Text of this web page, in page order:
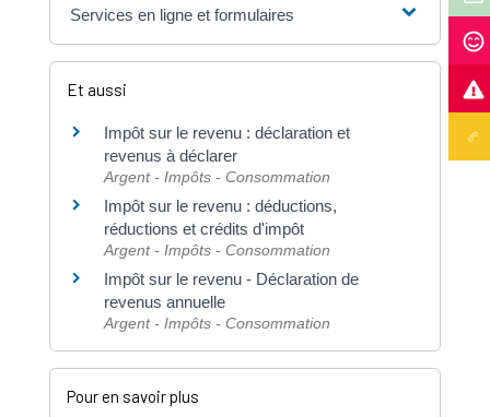
Services en ligne et formulaires
Et aussi
Impôt sur le revenu : déclaration et
revenus à déclarer
Argent - Impôts - Consommation
Impôt sur le revenu : déductions,
réductions et crédits d'impôt
Argent - Impôts - Consommation
Impôt sur le revenu - Déclaration de
revenus annuelle
Argent - Impôts - Consommation
Pour en savoir plus